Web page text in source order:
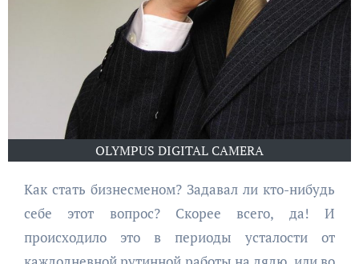
OLYMPUS DIGITAL CAMERA
Как стать бизнесменом? Задавал ли кто-нибудь
себе этот вопрос? Скорее всего, да! И
происходило это в периоды усталости от